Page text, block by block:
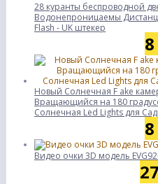
28 куранты беспроводной
Водонепроницаемы
Flash - UK штекер
Новый Солнечная F ake
Вращающийся на 180
Солнечная Led Lights для
Видео очки 3D модель